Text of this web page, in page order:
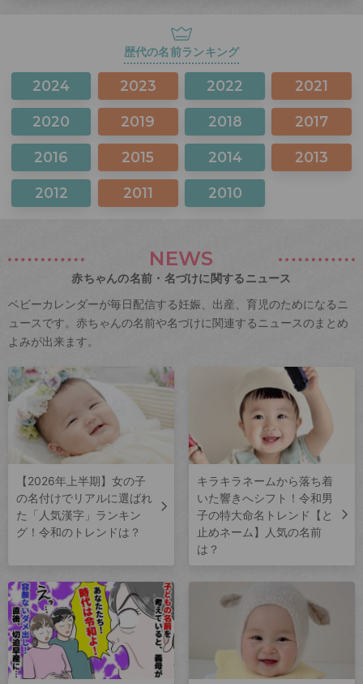
歴代の名前ランキング
2024 2023 2022 2021
2020 2019 2018 2017
2016 2015 2014 2013
2012 2011 2010
NEWS
赤ちゃんの名前・名づけに関するニュース
ベビーカレンダーが毎日配信する妊娠、出産、育児のためになるニ
ュースです。赤ちゃんの名前や名づけに関連するニュースのまとめ
よみが出来ます。
【2026年上半期】女の子
の名付けでリアルに選ばれ
た「人気漢字」ランキン
グ！令和のトレンドは？
キラキラネームから落ち着
いた響きへシフト！令和男
子の特大命名トレンド【と
止めネーム】人気の名前
は？